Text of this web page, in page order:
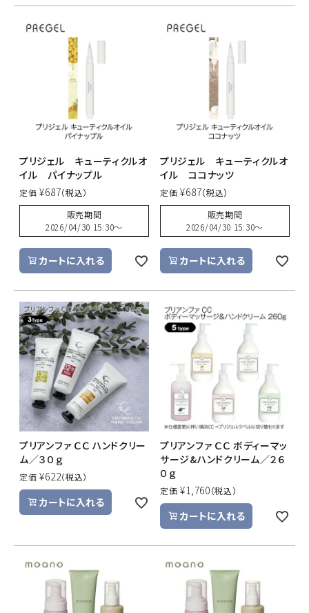
プリジェル キューティクルオ
イル パイナップル
定価 ¥687
販売期間
2026/04/30 15:30〜
カートに入れる
プリジェル キューティクルオ
イル ココナッツ
定価 ¥687
販売期間
2026/04/30 15:30〜
カートに入れる
プリアンファ ＣＣ ハンドクリー
ム／３０ｇ
定価 ¥622
カートに入れる
プリアンファ ＣＣ ボディーマッ
サージ&ハンドクリーム／２６
０ｇ
定価 ¥1,760
カートに入れる